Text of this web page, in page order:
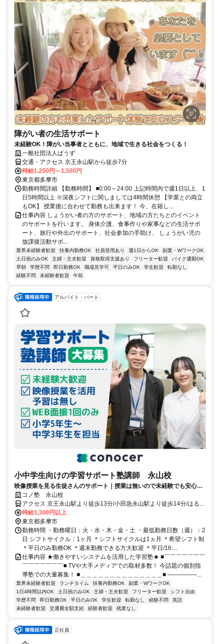
障がい者の生活サポート
未経験OK！障がい当事者とともに、地域で生きる社会をつくる！
一般社団法人ぱうず
交通・アクセス 京王永山駅から徒歩7分
時給1,250円～1,500円
東京都多摩市
勤務時間詳細 【勤務時間】 ■0:00～24:00 上記時間内で週1日以上、1
日5時間以上 ※深夜シフトに関しましては4時間休憩 【学業との両立
もOK】 授業後に合わせて勤務も出来ます！ 今、在籍し...
仕事内容 しょうがい者の方のサポート、地域の方たちとのイベント
のサポートを行います。 身体介護、食事作りや家事などの生活サポ
ート、旅行や外出のサポート、社会参加の手助け、 しょうがい児の
放課後活動サポ...
業界未経験者歓迎 扶養内勤務OK 社員登用あり 週1日からOK
副業・WワークOK
土日祝のみOK
主婦・主夫歓迎 資格取得支援あり フリーター歓迎
バイク通勤OK
早朝
学歴不問 即日勤務OK 職場見学可 平日のみOK 学生歓迎
転勤なし
経験不問
未経験者歓迎 午前
アルバイト・パート
小中学生向けの学習サポート塾講師 永山校
映像授業を見る生徒さんのサポート｜授業は無いので未経験でも安心｜
WEB面接/1回｜週2日～OK｜履歴書不要｜応募後はフォームに1分で回
答｜1分単位で給与支給｜WワークOK｜私服勤務｜有給休暇あり｜定時
退社
コノ塾 永山校
アクセス 京王永山駅より徒歩13分/小田急永山駅より徒歩14分/はるひ
野駅より徒歩34分
時給1,300円以上
東京都多摩市
勤務時間 ・勤務曜日：火・水・木・金・土 ・最低勤務日数（週）：2
日 シフトサイクル：1ヶ月 ＊シフトサイクルは1ヵ月 ＊希望シフト制
＊平日のみ勤務OK ＊週末勤務できる方大歓迎 ＊平日/16:...
仕事内容 ★働きやすいシステムを活用した学習塾★ ■￣￣￣￣￣￣￣
￣￣￣￣￣￣￣■ TVや大手メディアでの取材多数！ 今話題の個別指
導塾での大量募集！ ■＿＿＿＿＿＿＿＿＿＿＿＿＿＿■ ―――――...
業界未経験者歓迎 ランチタイム 扶養内勤務OK
副業・WワークOK
1日4時間以内OK
土日祝のみOK 主婦・主夫歓迎 フリーター歓迎
シフト自由
学歴不問
即日勤務OK 平日のみOK 学生歓迎 転勤なし 経験不問
英語
未経験者歓迎
交通費全額支給 経験者歓迎 残業なし
正社員